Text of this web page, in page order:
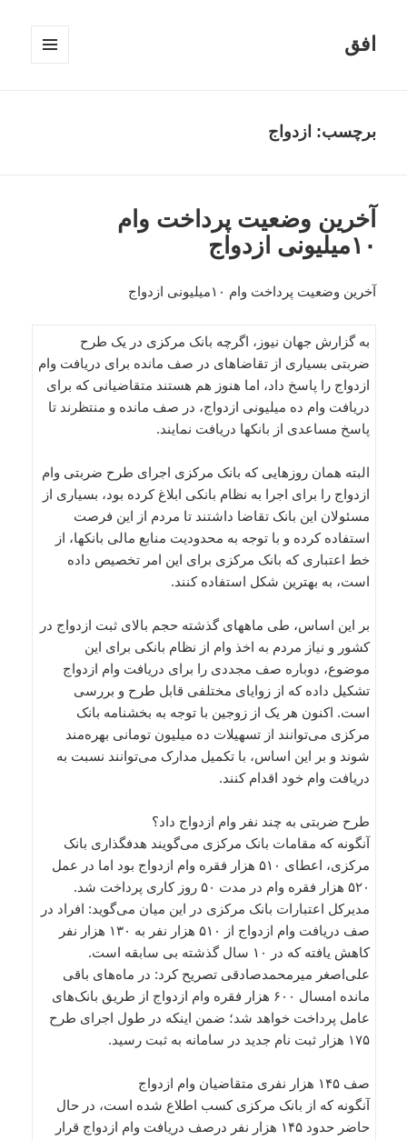
افق
برچسب: ازدواج
آخرین وضعیت پرداخت وام
۱۰میلیونی ازدواج
آخرین وضعیت پرداخت وام ۱۰میلیونی ازدواج
به گزارش جهان نیوز، اگرچه بانک مرکزی در یک طرح
ضربتی بسیاری از تقاضاهای در صف مانده برای دریافت وام
ازدواج را پاسخ داد، اما هنوز هم هستند متقاضیانی که برای
دریافت وام ده میلیونی ازدواج، در صف مانده و منتظرند تا
پاسخ مساعدی از بانکها دریافت نمایند.
البته همان روزهایی که بانک مرکزی اجرای طرح ضربتی وام
ازدواج را برای اجرا به نظام بانکی ابلاغ کرده بود، بسیاری از
مسئولان این بانک تقاضا داشتند تا مردم از این فرصت
استفاده کرده و با توجه به محدودیت منابع مالی بانکها، از
خط اعتباری که بانک مرکزی برای این امر تخصیص داده
است، به بهترین شکل استفاده کنند.
بر این اساس، طی ماههای گذشته حجم بالای ثبت ازدواج در
کشور و نیاز مردم به اخذ وام از نظام بانکی برای این
موضوع، دوباره صف مجددی را برای دریافت وام ازدواج
تشکیل داده که از زوایای مختلفی قابل طرح و بررسی
است. اکنون هر یک از زوجین با توجه به بخشنامه بانک
مرکزی می‌توانند از تسهیلات ده میلیون تومانی بهره‌مند
شوند و بر این اساس، با تکمیل مدارک می‌توانند نسبت به
دریافت وام خود اقدام کنند.
طرح ضربتی به چند نفر وام ازدواج داد؟
آنگونه که مقامات بانک مرکزی می‌گویند هدفگذاری بانک
مرکزی، اعطای ۵۱۰ هزار فقره وام ازدواج بود اما در عمل
۵۲۰ هزار فقره وام در مدت ۵۰ روز کاری پرداخت شد.
مدیرکل اعتبارات بانک مرکزی در این میان می‌گوید: افراد در
صف دریافت وام ازدواج از ۵۱۰ هزار نفر به ۱۳۰ هزار نفر
کاهش یافته که در ۱۰ سال گذشته بی سابقه است.
علی‌اصغر میرمحمدصادقی تصریح کرد: در ماه‌های باقی
مانده امسال ۶۰۰ هزار فقره وام ازدواج از طریق بانک‌های
عامل پرداخت خواهد شد؛ ضمن اینکه در طول اجرای طرح
۱۷۵ هزار ثبت نام جدید در سامانه به ثبت رسید.
صف ۱۴۵ هزار نفری متقاضیان وام ازدواج
آنگونه که از بانک مرکزی کسب اطلاع شده است، در حال
حاضر حدود ۱۴۵ هزار نفر درصف دریافت وام ازدواج قرار